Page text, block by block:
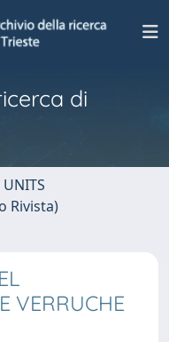
di
Rivista)
VERRUCHE